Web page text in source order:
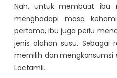
Nah, untuk membuat ibu
menghadapi masa
pertama, ibu juga perlu
jenis olahan susu. Sebagai
memilih dan mengkonsumsi
Lactamil.